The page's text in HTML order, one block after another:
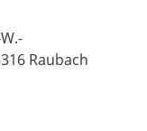
Raubach